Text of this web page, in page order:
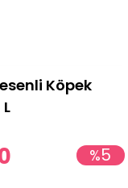
Köpek
%5